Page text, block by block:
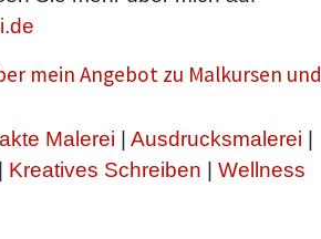
mein Angebot zu Malkursen und
Malerei Ausdrucksmalerei
Kreatives Schreiben
Wellness